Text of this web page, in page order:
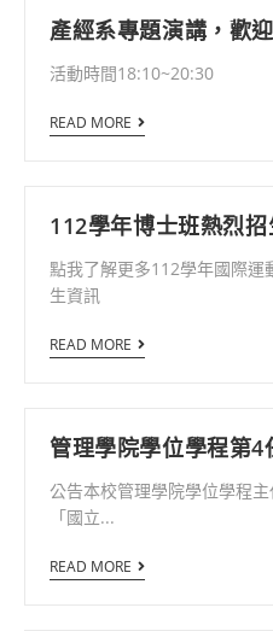
產經系專題演講，歡
活動時間18:10~20:30
READ MORE
112學年博士班熱烈招
點我了解更多112學年國際運
生資訊
READ MORE
管理學院學位學程第4
公告本校管理學院學位學程
「國立...
READ MORE